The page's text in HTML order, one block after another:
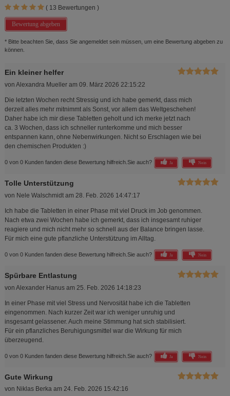
( 13 Bewertungen )
Bewertung abgeben
* Bitte beachten Sie, dass Sie angemeldet sein müssen, um eine Bewertung abgeben zu
können.
Ein kleiner helfer
von Alexandra Muelleram 09. März 2026 22:15:22
Die letzten Wochen recht Stressig und ich habe gemerkt, dass mich
derzeit alles mehr mitnimmt als Sonst, vor allem das Weltgeschehen!
Daher habe ich mir diese Tabletten geholt und ich merke jetzt nach
ca. 3 Wochen, dass ich schneller runterkomme und mich besser
entspannen kann, ohne Nebenwirkungen. Nicht so Erschlagen wie bei
den chemischen Produkten :)
0 von 0 Kunden fanden diese Bewertung hilfreich. Sie auch? Ja Nein
Tolle Unterstützung
von Nele Walschmidtam 28. Feb. 2026 14:47:17
Ich habe die Tabletten in einer Phase mit viel Druck im Job genommen.
Nach etwa zwei Wochen habe ich gemerkt, dass ich insgesamt ruhiger
reagiere und mich nicht mehr so schnell aus der Balance bringen lasse.
Für mich eine gute pflanzliche Unterstützung im Alltag.
0 von 0 Kunden fanden diese Bewertung hilfreich. Sie auch? Ja Nein
Spürbare Entlastung
von Alexander Hanusam 25. Feb. 2026 14:18:23
In einer Phase mit viel Stress und Nervosität habe ich die Tabletten
eingenommen. Nach kurzer Zeit war ich weniger unruhig und
insgesamt gelassener. Auch meine Stimmung hat sich stabilisiert.
Für ein pflanzliches Beruhigungsmittel war die Wirkung für mich
überzeugend.
0 von 0 Kunden fanden diese Bewertung hilfreich. Sie auch? Ja Nein
Gute Wirkung
von Niklas Berkaam 24. Feb. 2026 15:42:16